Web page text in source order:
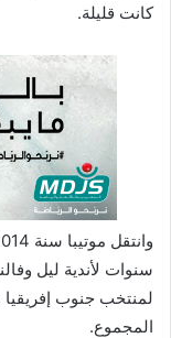
كانت قليلة.
المجموع.